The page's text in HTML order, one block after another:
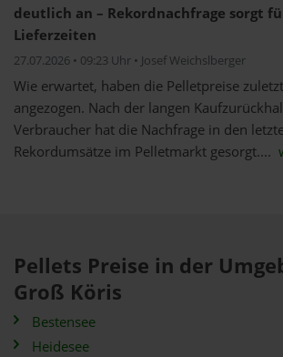
deutlich an – Rekordnachfrage sorgt
Lieferzeiten
27.07.2026 • 09:23 Uhr • Josef Weichslberger
Wie erwartet, haben die Pelletpreise
angezogen. Nach der langen
Verbraucher hat die Nachfrage in den
Rekordumsätze im Pelletmarkt gesorgt....
Pellets Preise in der
Groß Köris
Bestensee
Heidesee